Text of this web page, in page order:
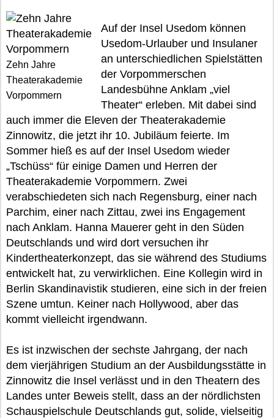
Zehn Jahre
Theaterakademie
Vorpommern
Auf der Insel Usedom können
Usedom-Urlauber und Insulaner
an unterschiedlichen Spielstätten
der Vorpommerschen
Landesbühne Anklam „viel
Theater“ erleben. Mit dabei sind
auch immer die Eleven der Theaterakademie
Zinnowitz, die jetzt ihr 10. Jubiläum feierte. Im
Sommer hieß es auf der Insel Usedom wieder
„Tschüss“ für einige Damen und Herren der
Theaterakademie Vorpommern. Zwei
verabschiedeten sich nach Regensburg, einer nach
Parchim, einer nach Zittau, zwei ins Engagement
nach Anklam. Hanna Mauerer geht in den Süden
Deutschlands und wird dort versuchen ihr
Kindertheaterkonzept, das sie während des Studiums
entwickelt hat, zu verwirklichen. Eine Kollegin wird in
Berlin Skandinavistik studieren, eine sich in der freien
Szene umtun. Keiner nach Hollywood, aber das
kommt vielleicht irgendwann.
Es ist inzwischen der sechste Jahrgang, der nach
dem vierjährigen Studium an der Ausbildungsstätte in
Zinnowitz die Insel verlässt und in den Theatern des
Landes unter Beweis stellt, dass an der nördlichsten
Schauspielschule Deutschlands gut, solide, vielseitig